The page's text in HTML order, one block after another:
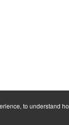
to understand